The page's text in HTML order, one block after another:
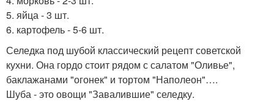
5. яйца - 3 шт.
6. картофель - 5-6 шт.
Селедка под шубой классический рецепт советской
кухни. Она гордо стоит рядом с салатом "Оливье",
баклажанами "огонек" и тортом "Наполеон"….
Шуба - это овощи "Завалившие" селедку.